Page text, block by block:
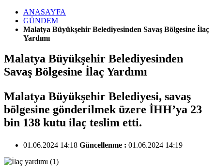
ANASAYFA
GÜNDEM
Malatya Büyükşehir Belediyesinden Savaş Bölgesine İlaç
Yardımı
Malatya Büyükşehir Belediyesinden
Savaş Bölgesine İlaç Yardımı
Malatya Büyükşehir Belediyesi, savaş
bölgesine gönderilmek üzere İHH’ya 23
bin 138 kutu ilaç teslim etti.
01.06.2024 14:18 Güncellenme : 01.06.2024 14:19